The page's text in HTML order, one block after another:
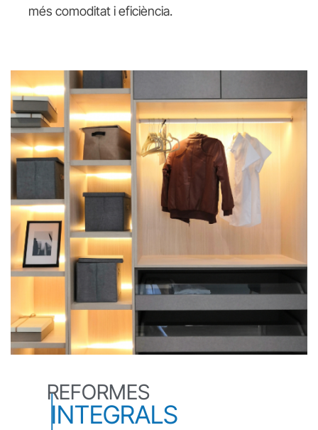
més comoditat i eficiència.
REFORMES
INTEGRALS